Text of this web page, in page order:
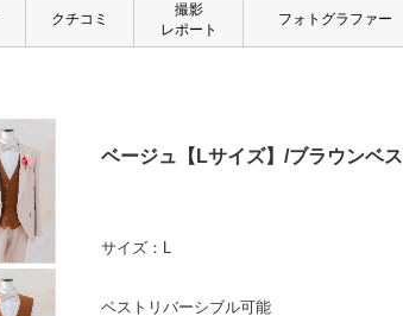
クチコミ
撮影
レポート
フォトグラファー
ベージュ【Lサイズ】/ブラウンベ
サイズ： L
ベストリバーシブル可能